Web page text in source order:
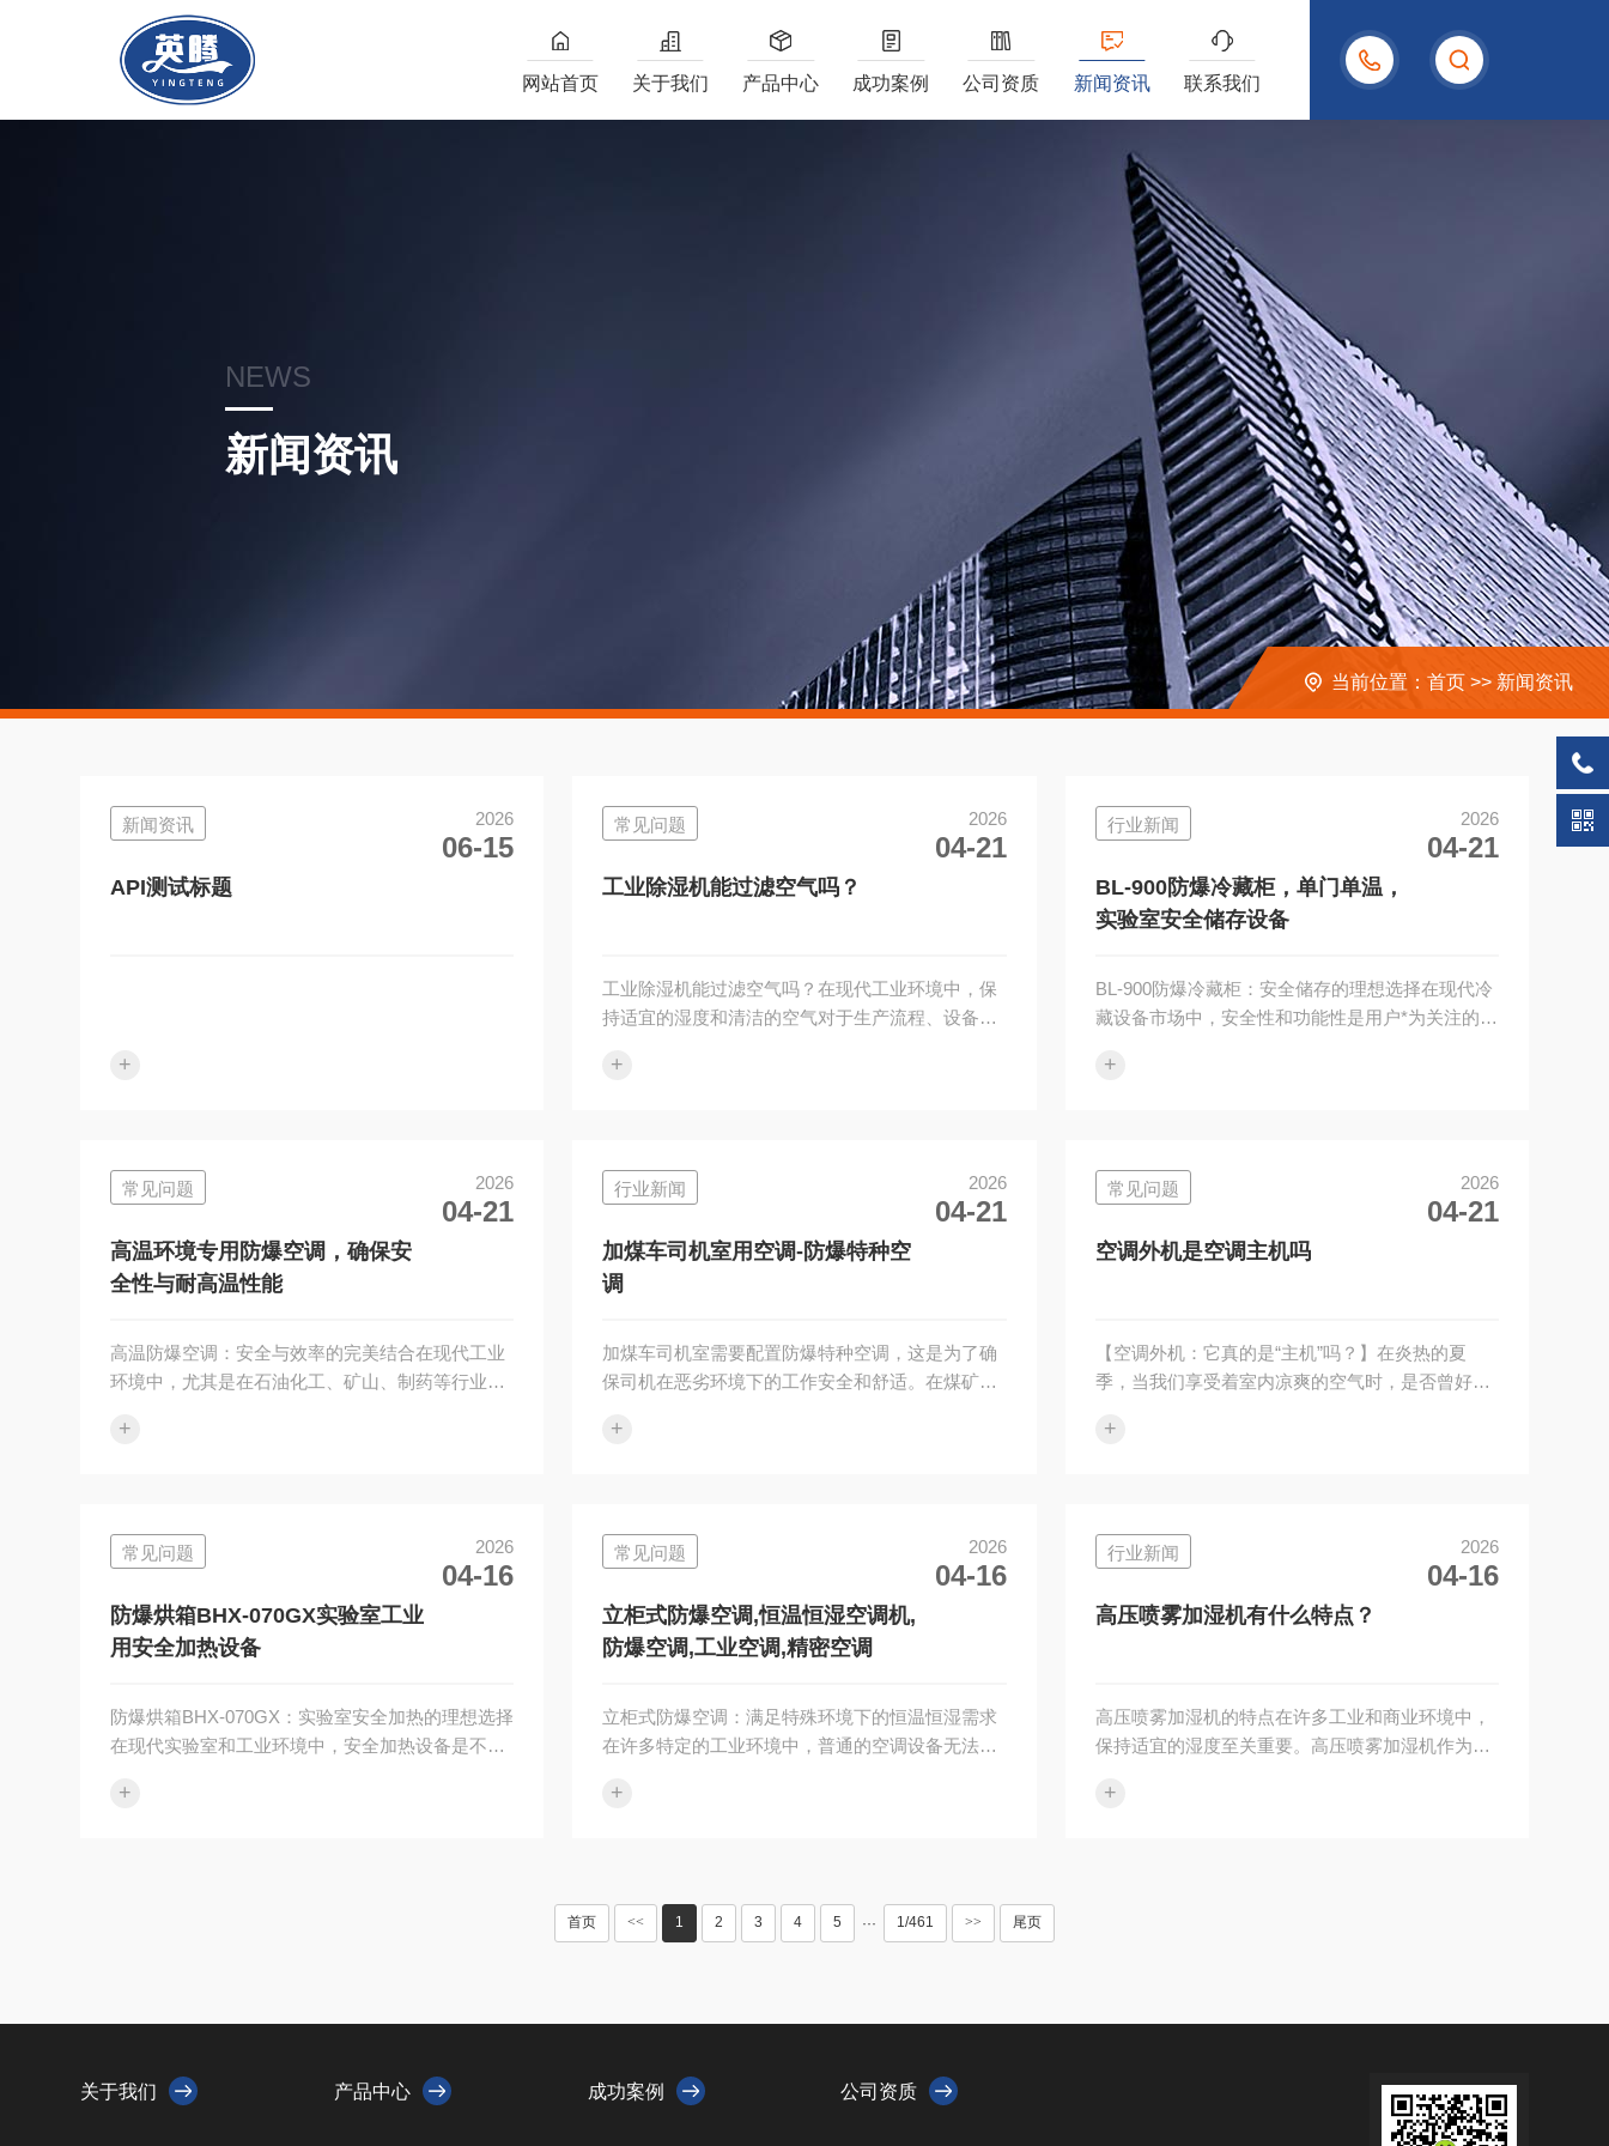
15958004480
网站首页 关于我们 产品中心 成功案例 公司资质 新闻资讯 联系我们
NEWS
新闻资讯
当前位置：首页 >> 新闻资讯
新闻资讯 2026
06-15
API测试标题
+
常见问题 2026
04-21
工业除湿机能过滤空气吗？
工业除湿机能过滤空气吗？在现代工业环境中，保
持适宜的湿度和清洁的空气对于生产流程、设备维
种调节空气湿度的设备，常常被···
+
行业新闻 2026
04-21
BL-900防爆冷藏柜，单门单温，
实验室安全储存设备
BL-900防爆冷藏柜：安全储存的理想选择在现代冷
藏设备市场中，安全性和功能性是用户*为关注的两
些需求而设计的一款卓越产品···
+
常见问题 2026
04-21
高温环境专用防爆空调，确保安
全性与耐高温性能
高温防爆空调：安全与效率的完美结合在现代工业
环境中，尤其是在石油化工、矿山、制药等行业，
仅具备卓越的防爆性能和安全性···
+
行业新闻 2026
04-21
加煤车司机室用空调-防爆特种空
调
加煤车司机室需要配置防爆特种空调，这是为了确
保司机在恶劣环境下的工作安全和舒适。在煤矿等
下工作，这给他们的身体健康和···
+
常见问题 2026
04-21
空调外机是空调主机吗
【空调外机：它真的是“主机”吗？】在炎热的夏
季，当我们享受着室内凉爽的空气时，是否曾好奇
以为挂在墙外、嗡嗡作响的那个···
+
常见问题 2026
04-16
防爆烘箱BHX-070GX实验室工业
用安全加热设备
防爆烘箱BHX-070GX：实验室安全加热的理想选择
在现代实验室和工业环境中，安全加热设备是不可
备，能够在易燃易爆的环境中安全···
+
常见问题 2026
04-16
立柜式防爆空调,恒温恒湿空调机,
防爆空调,工业空调,精密空调
立柜式防爆空调：满足特殊环境下的恒温恒湿需求
在许多特定的工业环境中，普通的空调设备无法满
恒湿空调机、防爆空调、工业空···
+
行业新闻 2026
04-16
高压喷雾加湿机有什么特点？
高压喷雾加湿机的特点在许多工业和商业环境中，
保持适宜的湿度至关重要。高压喷雾加湿机作为一
效的加湿能力快速响应高压喷雾···
+
首页 << 1 2 3 4 5 ··· 1/461 >> 尾页
关于我们 产品中心 成功案例 公司资质